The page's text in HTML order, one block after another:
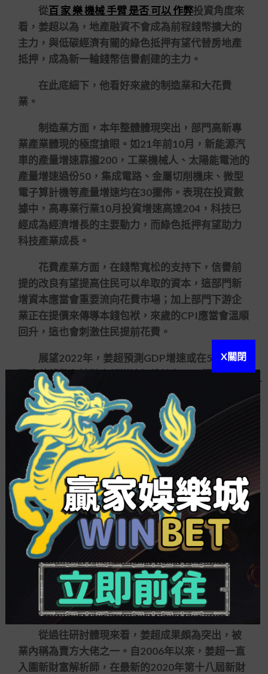
從百 家 樂 機械 手臂 是否 可以 作弊投資角度來
看，姜超以為，地產融資不會成為前程錢幣擴大的
主力，與低碳經濟有關的綠色抵押有望代替房地產
抵押，成為新一輪錢幣信譽創建的主力。
在此底細下，他看好來歲的制造業和大花費
業。
制造業方面，本年整體體現突出，部門高新專
業產業體現的極度搶眼。如21年前10月，新能源汽
車的產量增速靠攏200，工業機械人、太陽能電池的
產量增速過份50，集成電路、金屬切削機床、微型
電子算計機等產量增速均在30擺佈。表現在投資數
據中，高專業行業10月投資增速高達204，科技已
經成為經濟增長的主要動力，而綠色抵押有望助力
科技產業成長。
花費產業方面，在錢幣寬松的支持下，信譽前
提的改良有望提高住民可以牟取的資本，這部門新
增資本應當會重要流向花費市場；加上部門下游企
業正在提價來傳導本錢包袱，來歲的CPI應當會溫順
回升，這也會刺激住民提前花費。
展望2022年，姜超預測GDP增速或在5擺佈，
而廣義錢幣和社融余額增速仍維持在8-10擺佈，錢
幣超發的情勢難以得到基本性的變更。而在房住不
炒的底細下，超發的錢幣有望流入資金市場。
這也是我個人百家樂 英文術語抉擇從研討轉型
做投資的一個最主要的來由，我做了一個歷久的判
斷，以為在前程的10年甚至20年，重要的時機就在
于中國的資金市場。他說。
曾坦言投資機械百家樂作弊不易
固然產物接連回撤引起市場注目，但這能夠早
在姜超預料之中。
公然信息顯示，姜超結業于清華大學，佔有經
濟學博士學位，2006年進入國泰君安研討所，7年
后，他在2013年加盟海通證券研討所。
從過往研討體現來看，姜超成果頗為突出，被
業內稱為賣方大佬之一。自2006年以來，姜超一直
入圍新財富解析師，在最新的2020年第十八屆新財
X關閉